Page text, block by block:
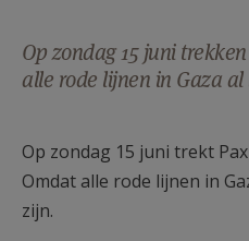
MIJN PAROCHIE
AANMELDEN OF
Op zondag 15 juni
alle rode lijnen in Gaza
Op zondag 15 juni trekt
Omdat alle rode lijnen in
zijn.